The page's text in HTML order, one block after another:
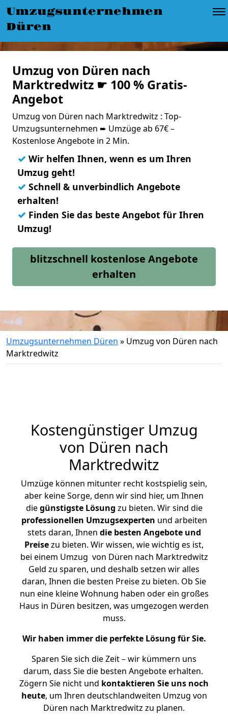
Umzugsunternehmen
Düren
Umzug von Düren nach
Marktredwitz ☛ 100 % Gratis-
Angebot
Umzug von Düren nach Marktredwitz : Top-
Umzugsunternehmen ➨ Umzüge ab 67€ –
Kostenlose Angebote in 2 Min.
✓ Wir helfen Ihnen, wenn es um Ihren
Umzug geht!
✓ Schnell & unverbindlich Angebote
erhalten!
✓ Finden Sie das beste Angebot für Ihren
Umzug!
blitzschnell kostenlose Angebote
erhalten
Umzugsunternehmen Düren » Umzug von Düren nach
Marktredwitz
Kostengünstiger Umzug
von Düren nach
Marktredwitz
Umzüge können mitunter recht kostspielig sein,
aber keine Sorge, denn wir sind hier, um Ihnen
diegünstigste Lösung zu bieten. Wir sind die
professionellen Umzugsexperten und arbeiten
stets daran, Ihnen die besten Angebote und
Preisezu bieten. Wir wissen, wie wichtig es ist,
bei einem Umzug von Düren nach Marktredwitz
Geld zu sparen, und deshalb setzen wir alles
daran, Ihnen die besten Preise zu bieten. Ob Sie
nun eine kleine Wohnung haben oder ein großes
Haus in Düren besitzen, was umgezogen werden
muss.
Wir haben immer die perfekte Lösung für Sie.
Sparen Sie sich die Zeit – wir kümmern uns
darum, dass Sie die besten Angebote erhalten.
Zögern Sie nicht und kontaktieren Sie uns noch
heute, um Ihren deutschlandweiten Umzug von
Düren nach Marktredwitz zu planen.